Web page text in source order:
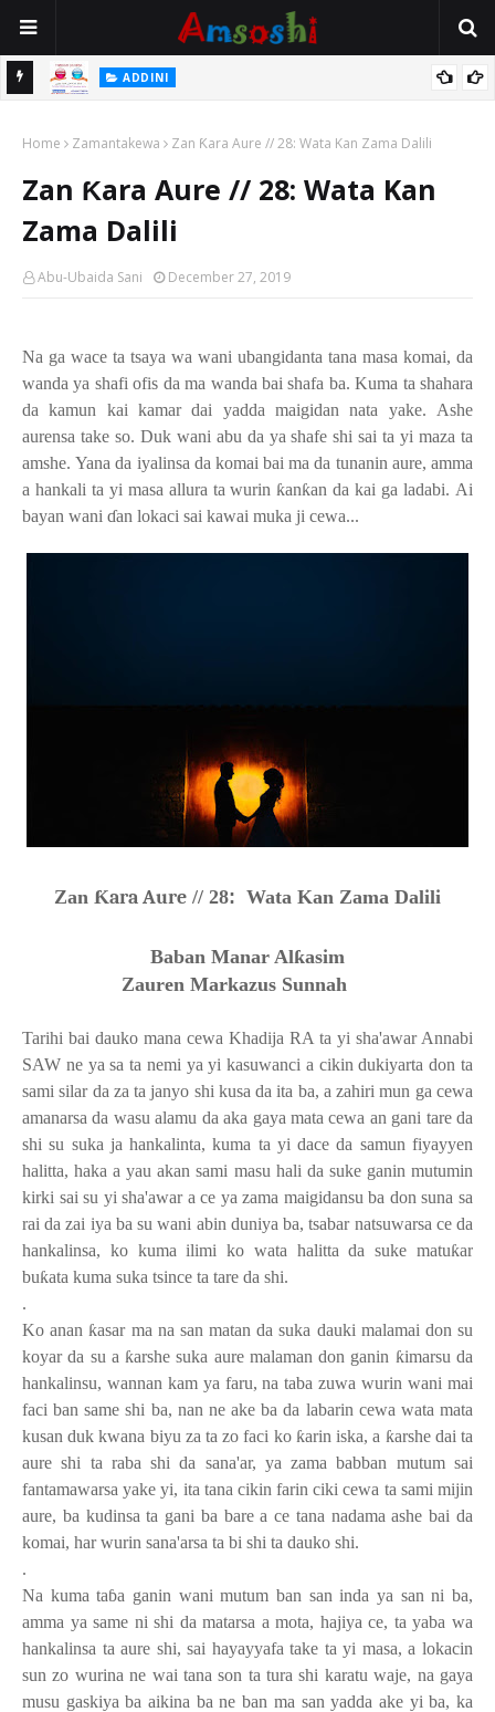
ADDINI
Home Zamantakewa Zan Ƙara Aure // 28: Wata Kan Zama Dalili
Zan Ƙara Aure // 28: Wata Kan
Zama Dalili
Abu-Ubaida Sani December 27, 2019
Na ga wace ta tsaya wa wani ubangidanta tana masa komai, da
wanda ya shafi ofis da ma wanda bai shafa ba.Kuma ta shahara
da kamun kai kamar dai yadda maigidan nata yake. Ashe
aurensa take so. Duk wani abu da ya shafe shi sai ta yi maza ta
amshe.Yana da iyalinsa da komai bai ma da tunanin aure, amma
a hankali ta yi masa allura ta wurin ƙanƙan da kai ga ladabi. Ai
bayan wani ɗan lokaci sai kawai muka ji cewa...
Zan Ƙara Aure // 28: Wata Kan Zama Dalili
Baban Manar Alƙasim
Zauren Markazus Sunnah
Tarihi bai dauko mana cewa Khadija RA ta yi sha'awar Annabi
SAW ne ya sa ta nemi ya yi kasuwanci a cikin dukiyarta don ta
sami silar da za ta janyo shi kusa da ita ba, a zahiri mun ga cewa
amanarsa da wasu alamu da aka gaya mata cewa an gani tare da
shi su suka ja hankalinta, kuma ta yi dace da samun fiyayyen
halitta, haka a yau akan sami masu hali da suke ganin mutumin
kirki sai su yi sha'awar a ce ya zama maigidansu ba don suna sa
rai da zai iya ba su wani abin duniya ba, tsabar natsuwarsa ce da
hankalinsa, ko kuma ilimi ko wata halitta da suke matuƙar
buƙata kuma suka tsince ta tare da shi.
.
Ko anan ƙasar ma na san matan da suka dauki malamai don su
koyar da su a ƙarshe suka aure malaman don ganin ƙimarsu da
hankalinsu, wannan kam ya faru, na taba zuwa wurin wani mai
faci ban same shi ba, nan ne ake ba da labarin cewa wata mata
kusan duk kwana biyu za ta zo faci ko ƙarin iska, a ƙarshe dai ta
aure shi ta raba shi da sana'ar, ya zama babban mutum sai
fantamawarsa yake yi, ita tana cikin farin ciki cewa ta sami mijin
aure, ba kudinsa ta gani ba bare a ce tana nadama ashe bai da
komai, har wurin sana'arsa ta bi shi ta dauko shi.
.
Na kuma taɓa ganin wani mutum ban san inda ya san ni ba,
amma ya same ni shi da matarsa a mota, hajiya ce, ta yaba wa
hankalinsa ta aure shi, sai hayayyafa take ta yi masa, a lokacin
sun zo wurina ne wai tana son ta tura shi karatu waje, na gaya
musu gaskiya ba aikina ba ne ban ma san yadda ake yi ba, ka